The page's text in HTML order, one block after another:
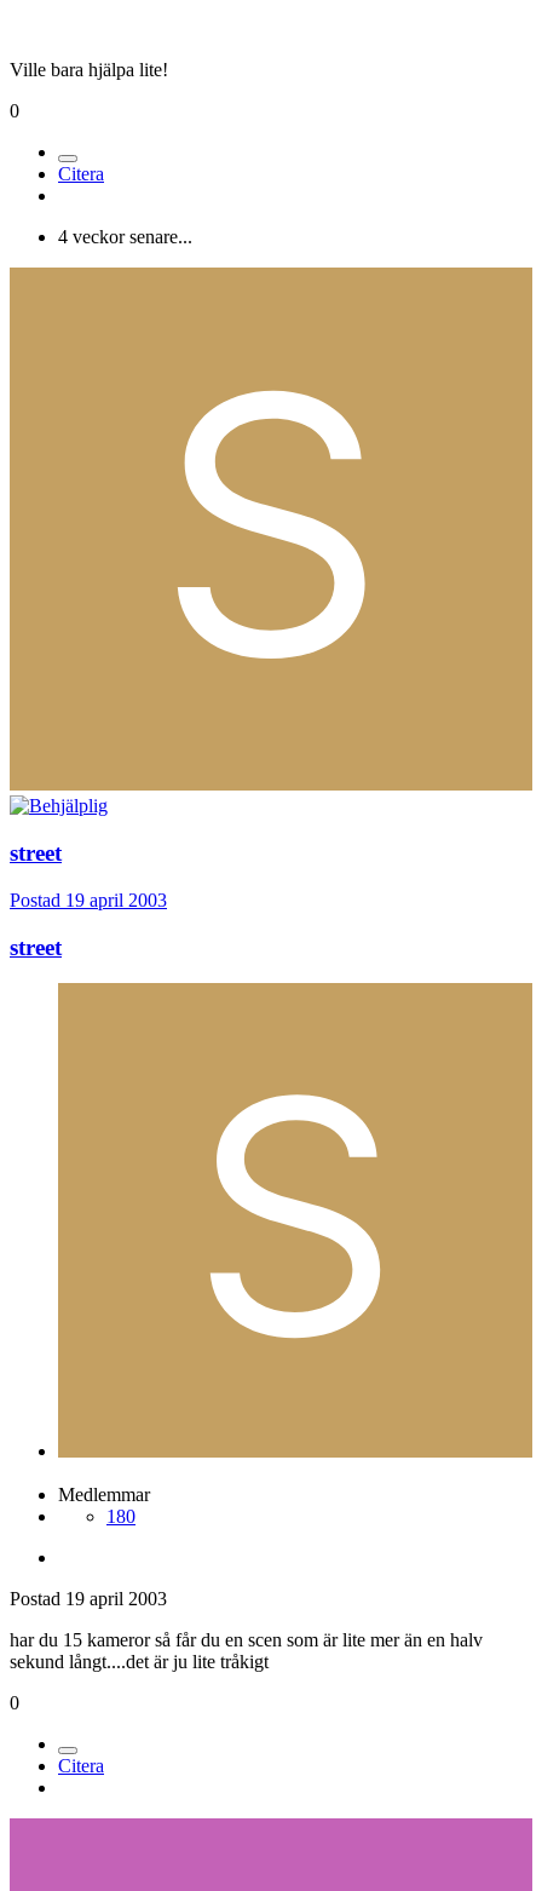
Ville bara hjälpa lite!
0
Citera
4 veckor senare...
street
Postad 19 april 2003
street
Medlemmar
Postad19 april 2003